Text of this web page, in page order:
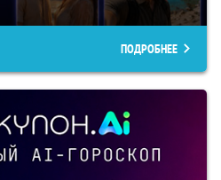
ПОДРОБНЕЕ